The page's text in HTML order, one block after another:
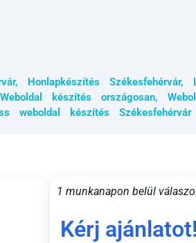
, Honlapkészítés Székesfehérvár,
Weboldal készítés országosan,
weboldal készítés Székesfehérvár
1 munkanapon belül
Kérj ajánlatot!